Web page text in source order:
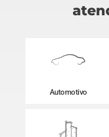
Automotivo